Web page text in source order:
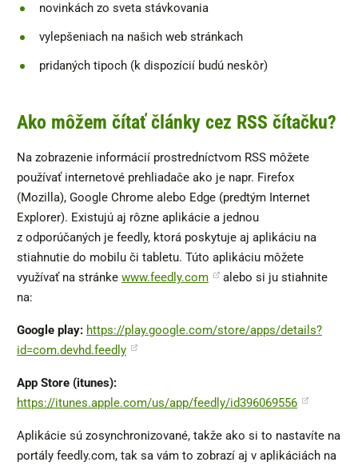
novinkách zo sveta stávkovania
vylepšeniach na našich web stránkach
pridaných tipoch (k dispozícií budú neskôr)
Ako môžem čítať články cez RSS čítačku?
Na zobrazenie informácií prostredníctvom RSS môžete
používať internetové prehliadače ako je napr. Firefox
(Mozilla), Google Chrome alebo Edge (predtým Internet
Explorer). Existujú aj rôzne aplikácie a jednou
z odporúčaných je feedly, ktorá poskytuje aj aplikáciu na
stiahnutie do mobilu či tabletu. Túto aplikáciu môžete
využívať na stránke www.feedly.com
alebo si ju stiahnite
na:
Google play: https://play.google.com/store/apps/details?
id=com.devhd.feedly
App Store (itunes):
https://itunes.apple.com/us/app/feedly/id396069556
Aplikácie sú zosynchronizované, takže ako si to nastavíte na
portály feedly.com, tak sa vám to zobrazí aj v aplikáciách na